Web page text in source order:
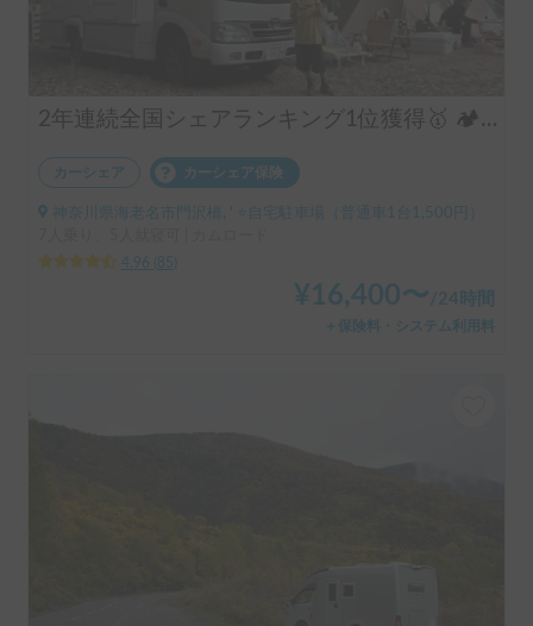
2年連続全国シェアランキング1位獲得🥇 🏕️フル装備のキャンピングカーで快適な家族旅行をお楽しみ下さい😆
カーシェア カーシェア保険
神奈川県海老名市門沢橋, ' ⭐️自宅駐車場（普通車1台1,500円）
4.96
85
¥ 16,400〜 /24時間
＋保険料・システム利用料